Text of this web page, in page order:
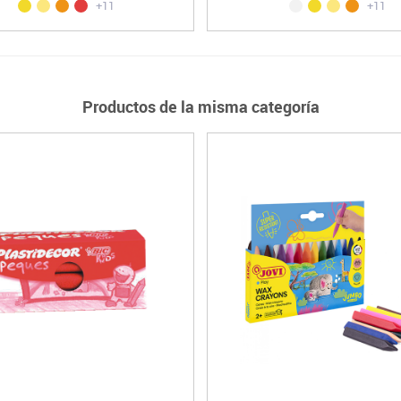
+11 +11
Productos de la misma categoría